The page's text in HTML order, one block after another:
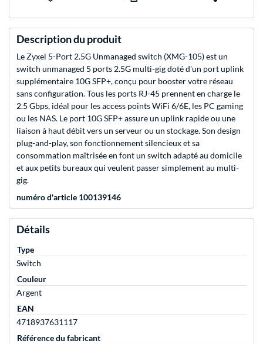
Description du produit
Le Zyxel 5-Port 2.5G Unmanaged switch (XMG-105) est un
switch unmanaged 5 ports 2.5G multi-gig doté d'un port uplink
supplémentaire 10G SFP+, conçu pour booster votre réseau
sans configuration. Tous les ports RJ-45 prennent en charge le
2.5 Gbps, idéal pour les access points WiFi 6/6E, les PC gaming
ou les NAS. Le port 10G SFP+ assure un uplink rapide ou une
liaison à haut débit vers un serveur ou un stockage. Son design
plug-and-play, son fonctionnement silencieux et sa
consommation maîtrisée en font un switch adapté au domicile
et aux petits bureaux qui veulent passer simplement au multi-
gig.
numéro d'article 100139146
Détails
Type
Switch
Couleur
Argent
EAN
4718937631117
Référence du fabricant